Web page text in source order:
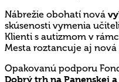
Nábrežie obohatí nová
skúsenosti vymenia
Klienti s autizmom v
Mesta roztancuje aj
Opakovanú podporu
Dobrý trh na Panenskej